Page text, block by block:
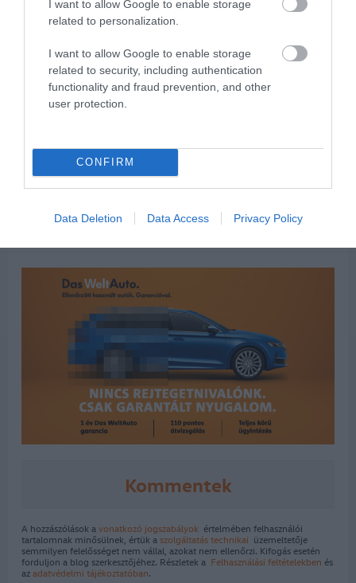
I want to allow Google to enable storage
related to personalization.
I want to allow Google to enable storage
related to security, including authentication
functionality and fraud prevention, and other
user protection.
CONFIRM
Data Deletion Data Access Privacy Policy
Kommentek
A hozzászólások avonatkozó jogszabályok értelmében felhasználói
tartalomnak minősülnek, értük a szolgáltatás technikai üzemeltetője
semmilyen felelősséget nem vállal, azokat nem ellenőrzi. Kifogás esetén
forduljon a blog szerkesztőjéhez. Részletek a Felhasználási feltételekben és
azadatvédelmi tájékoztatóban.